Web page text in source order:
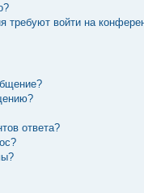
требуют войти на
ответа?